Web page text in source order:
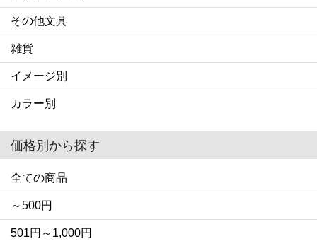
その他文具
雑貨
イメージ別
カラー別
価格別から探す
全ての商品
～500円
501円～1,000円